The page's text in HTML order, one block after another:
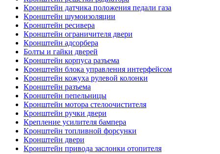
Кронштейн датчика положения педали газа
Кронштейн шумоизоляции
Кронштейн ресивера
Кронштейн ограничителя двери
Кронштейн адсорбера
Болты и гайки дверей
Кронштейн корпуса разъема
Кронштейн блока управления интерфейсом
Кронштейн кожуха рулевой колонки
Кронштейн разъема
Кронштейн пепельницы
Кронштейн мотора стелоочистителя
Кронштейн ручки двери
Крепление усилителя бампера
Кронштейн топливной форсунки
Кронштейн двери
Кронштейн привода заслонки отопителя